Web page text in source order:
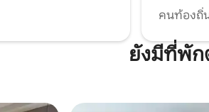
คนท้องถิ่
ยังมีที่พัก